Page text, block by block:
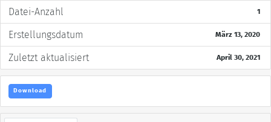
Datei-Anzahl 1
Erstellungsdatum März 13, 2020
Zuletzt aktualisiert April 30, 2021
Download